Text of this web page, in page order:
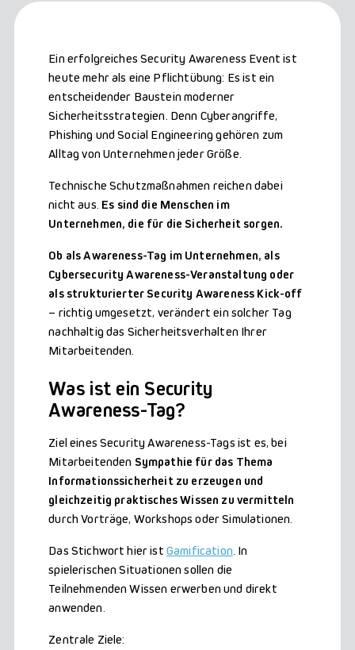
Ein erfolgreiches Security Awareness Event ist
heute mehr als eine Pflichtübung: Es ist ein
entscheidender Baustein moderner
Sicherheitsstrategien. Denn Cyberangriffe,
Phishing und Social Engineering gehören zum
Alltag von Unternehmen jeder Größe.
Technische Schutzmaßnahmen reichen dabei
nicht aus. Es sind die Menschen im
Unternehmen, die für die Sicherheit sorgen.
Ob als Awareness-Tag im Unternehmen, als
Cybersecurity Awareness-Veranstaltung oder
als strukturierter Security Awareness Kick-off
– richtig umgesetzt, verändert ein solcher Tag
nachhaltig das Sicherheitsverhalten Ihrer
Mitarbeitenden.
Was ist ein Security
Awareness-Tag?
Ziel eines Security Awareness-Tags ist es, bei
Mitarbeitenden Sympathie für das Thema
Informationssicherheit zu erzeugen und
gleichzeitig praktisches Wissen zu vermitteln
durch Vorträge, Workshops oder Simulationen.
Das Stichwort hier ist Gamification. In
spielerischen Situationen sollen die
Teilnehmenden Wissen erwerben und direkt
anwenden.
Zentrale Ziele: